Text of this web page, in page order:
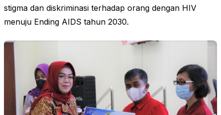
stigma dan diskriminasi terhadap orang dengan HIV
menuju Ending AIDS tahun 2030.